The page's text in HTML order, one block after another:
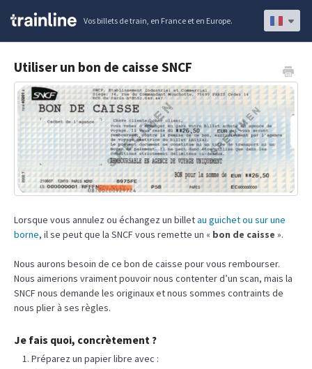
Vos billets de train, en France et en Europe.
Utiliser un bon de caisse SNCF
Lorsque vous annulez ou échangez un billetau guichet ou sur une
borne, il se peut que la SNCF vous remette un « bon de caisse ».
Nous aurons besoin de ce bon de caisse pour vous rembourser.
Nous aimerions vraiment pouvoir nous contenter d’un scan, mais la
SNCF nous demande les originaux et nous sommes contraints de
nous plier à ses règles.
Je fais quoi, concrètement ?
Préparez un papier libre avec :